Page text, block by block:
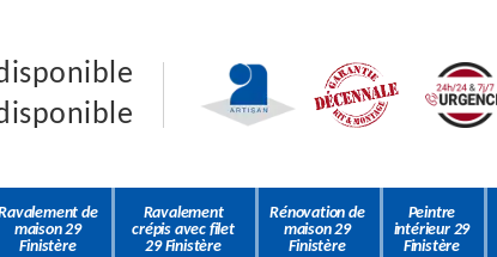
de
maison 29
Finistère
Ravalement
crépis avec filet
29 Finistère
Rénovation de
maison 29
Finistère
Peintre
intérieur 29
Finistère